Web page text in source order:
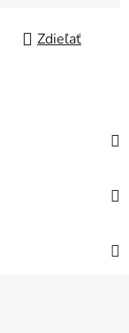
Zdieľať